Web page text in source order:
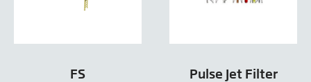
FS
Pulse Jet Filter